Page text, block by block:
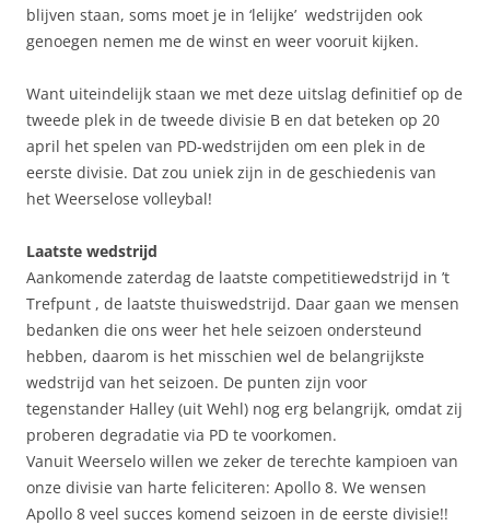
blijven staan, soms moet je in ‘lelijke’ wedstrijden ook
genoegen nemen me de winst en weer vooruit kijken.
Want uiteindelijk staan we met deze uitslag definitief op de
tweede plek in de tweede divisie B en dat beteken op 20
april het spelen van PD-wedstrijden om een plek in de
eerste divisie. Dat zou uniek zijn in de geschiedenis van
het Weerselose volleybal!
Laatste wedstrijd
Aankomende zaterdag de laatste competitiewedstrijd in ’t
Trefpunt , de laatste thuiswedstrijd. Daar gaan we mensen
bedanken die ons weer het hele seizoen ondersteund
hebben, daarom is het misschien wel de belangrijkste
wedstrijd van het seizoen. De punten zijn voor
tegenstander Halley (uit Wehl) nog erg belangrijk, omdat zij
proberen degradatie via PD te voorkomen.
Vanuit Weerselo willen we zeker de terechte kampioen van
onze divisie van harte feliciteren: Apollo 8. We wensen
Apollo 8 veel succes komend seizoen in de eerste divisie!!